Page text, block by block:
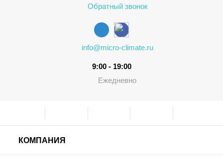
Обратный звонок
info@micro-climate.ru
9:00 - 19:00
Ежедневно
КОМПАНИЯ